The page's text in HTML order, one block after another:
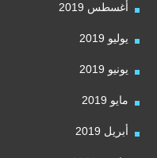
أغسطس 2019
يوليو 2019
يونيو 2019
مايو 2019
أبريل 2019